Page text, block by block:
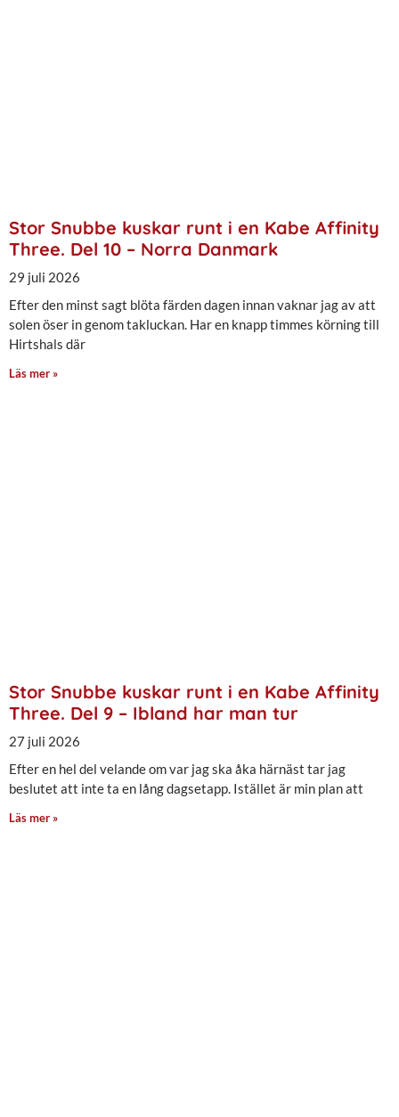
Stor Snubbe kuskar runt i en Kabe Affinity
Three. Del 10 – Norra Danmark
29 juli 2026
Efter den minst sagt blöta färden dagen innan vaknar jag av att
solen öser in genom takluckan. Har en knapp timmes körning till
Hirtshals där
Läs mer »
Stor Snubbe kuskar runt i en Kabe Affinity
Three. Del 9 – Ibland har man tur
27 juli 2026
Efter en hel del velande om var jag ska åka härnäst tar jag
beslutet att inte ta en lång dagsetapp. Istället är min plan att
Läs mer »